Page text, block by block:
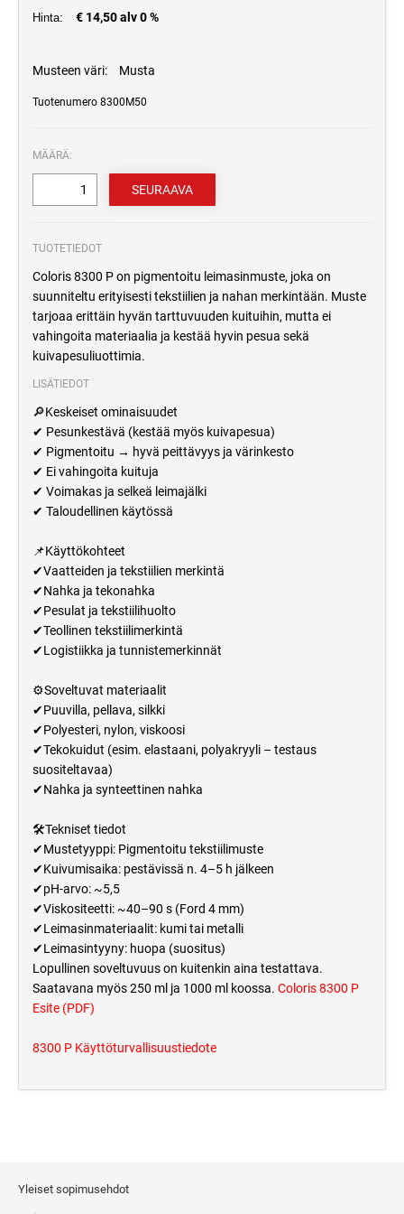
Hinta: € 14,50 alv 0 %
Musteen väri: Musta
Tuotenumero 8300M50
MÄÄRÄ:
TUOTETIEDOT
Coloris 8300 P on pigmentoitu leimasinmuste, joka on
suunniteltu erityisesti tekstiilien ja nahan merkintään. Muste
tarjoaa erittäin hyvän tarttuvuuden kuituihin, mutta ei
vahingoita materiaalia ja kestää hyvin pesua sekä
kuivapesuliuottimia.
LISÄTIEDOT
🔎Keskeiset ominaisuudet
✔ Pesunkestävä (kestää myös kuivapesua)
✔ Pigmentoitu → hyvä peittävyys ja värinkesto
✔ Ei vahingoita kuituja
✔ Voimakas ja selkeä leimajälki
✔ Taloudellinen käytössä
📌Käyttökohteet
✔Vaatteiden ja tekstiilien merkintä
✔Nahka ja tekonahka
✔Pesulat ja tekstiilihuolto
✔Teollinen tekstiilimerkintä
✔Logistiikka ja tunnistemerkinnät
⚙️Soveltuvat materiaalit
✔Puuvilla, pellava, silkki
✔Polyesteri, nylon, viskoosi
✔Tekokuidut (esim. elastaani, polyakryyli – testaus
suositeltavaa)
✔Nahka ja synteettinen nahka
🛠️Tekniset tiedot
✔Mustetyyppi: Pigmentoitu tekstiilimuste
✔Kuivumisaika: pestävissä n. 4–5 h jälkeen
✔pH-arvo: ~5,5
✔Viskositeetti: ~40–90 s (Ford 4 mm)
✔Leimasinmateriaalit: kumi tai metalli
✔Leimasintyyny: huopa (suositus)
Lopullinen soveltuvuus on kuitenkin aina testattava.
Saatavana myös 250 ml ja 1000 ml koossa. Coloris 8300 P
Esite (PDF)
8300 P Käyttöturvallisuustiedote
Yleiset sopimusehdot